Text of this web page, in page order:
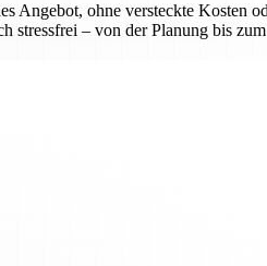
Angebot, ohne versteckte Kosten
– von der Planung bis